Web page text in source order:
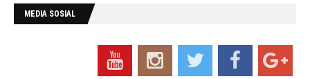
MEDIA SOSIAL